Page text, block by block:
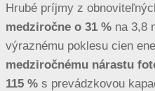
Hrubé príjmy z
medziročne o 31 % na 3,8
výraznému poklesu cien
medziročnému nárastu
115 % s prevádzkovou